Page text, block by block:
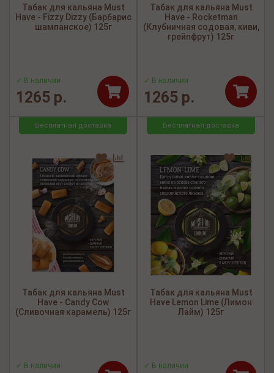
Табак для кальяна Must
Have - Fizzy Dizzy (Барбарис
шампанское) 125г
✓ В наличии
1265 р.
Табак для кальяна Must
Have - Rocketman
(Клубничная содовая, киви,
грейпфрут) 125г
✓ В наличии
1265 р.
Бесплатная доставка
Табак для кальяна Must
Have - Candy Cow
(Сливочная карамель) 125г
✓ В наличии
Бесплатная доставка
Табак для кальяна Must
Have Lemon Lime (Лимон
Лайм) 125г
✓ В наличии